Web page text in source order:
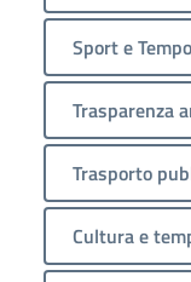
Sport e
Trasparenza
Trasporto
Cultura e